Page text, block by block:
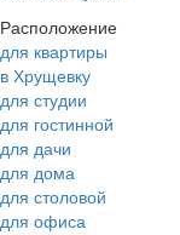
Расположение
для квартиры
в Хрущевку
для студии
для гостинной
для дачи
для дома
для столовой
для офиса